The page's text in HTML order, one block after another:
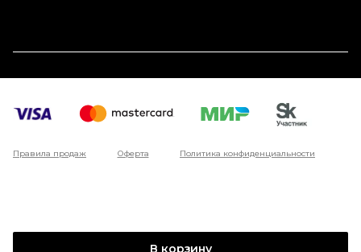
В корзину
Правила продаж Оферта Политика конфиденциальности